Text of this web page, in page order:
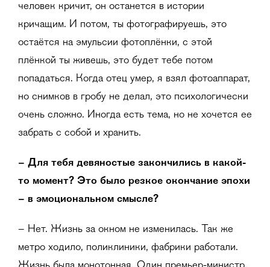
человек кричит, он останется в истории
кричащим. И потом, ты фотографируешь, это
остаётся на эмульсии фотоплёнки, с этой
плёнкой ты живешь, это будет тебе потом
попадаться. Когда отец умер, я взял фотоаппарат,
но снимков в гробу не делал, это психологически
очень сложно. Иногда есть тема, но не хочется ее
забрать с собой и хранить.
– Для тебя девяностые закончились в какой-
то момент? Это было резкое окончание эпохи
– в эмоциональном смысле?
– Нет. Жизнь за окном не изменилась. Так же
метро ходило, поликлиники, фабрики работали.